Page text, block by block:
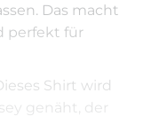
Das macht
perfekt für
Shirt wird
genäht, der